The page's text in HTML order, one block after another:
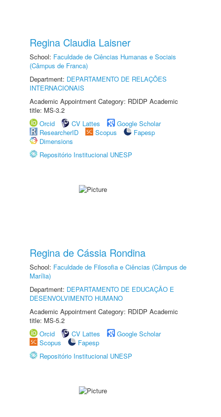
Regina Claudia Laisner
School: Faculdade de Ciências Humanas e Sociais
(Câmpus de Franca)
Department: DEPARTAMENTO DE RELAÇÕES
INTERNACIONAIS
Academic Appointment Category: RDIDP Academic
title: MS-3.2
Orcid
CV Lattes
Google Scholar
ResearcherID
Scopus
Fapesp
Dimensions
Repositório Institucional UNESP
Regina de Cássia Rondina
School: Faculdade de Filosofia e Ciências (Câmpus de
Marília)
Department: DEPARTAMENTO DE EDUCAÇÃO E
DESENVOLVIMENTO HUMANO
Academic Appointment Category: RDIDP Academic
title: MS-5.2
Orcid
CV Lattes
Google Scholar
Scopus
Fapesp
Repositório Institucional UNESP